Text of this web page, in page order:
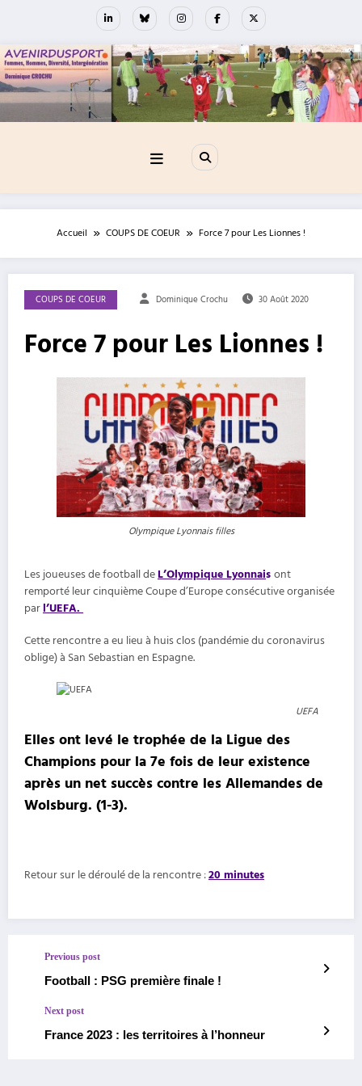
Accueil COUPS DE COEUR Force 7 pour Les Lionnes !
COUPS DE COEUR Dominique Crochu 30 Août 2020
Force 7 pour Les Lionnes !
Olympique Lyonnais filles
Les joueuses de football deL’Olympique Lyonnais ont
remporté leur cinquième Coupe d’Europe consécutive organisée
parl’UEFA.
Cette rencontre a eu lieu à huis clos (pandémie du coronavirus
oblige) à San Sebastian en Espagne.
UEFA
Elles ont levé le trophée de la Ligue des
Champions pour la 7e fois de leur existence
après un net succès contre les Allemandes de
Wolsburg. (1-3).
Retour sur le déroulé de la rencontre :20 minutes
Previous post
Football : PSG première finale !
Next post
France 2023 : les territoires à l’honneur